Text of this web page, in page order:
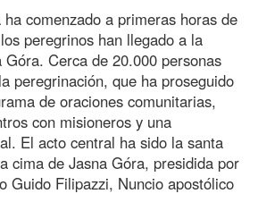
comenzado a primeras horas de
peregrinos han llegado a la
Góra. Cerca de 20.000 personas
peregrinación, que ha proseguido
de oraciones comunitarias,
con misioneros y una
El acto central ha sido la santa
cima de Jasna Góra, presidida por
Guido Filipazzi, Nuncio apostólico